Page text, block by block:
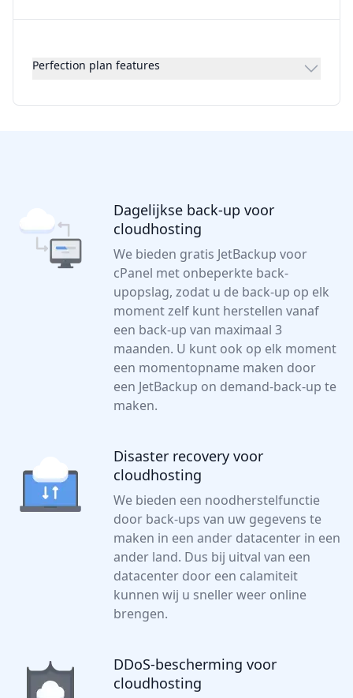
Perfection plan features
Dagelijkse back-up voor
cloudhosting
We bieden gratis JetBackup voor
cPanel met onbeperkte back-
upopslag, zodat u de back-up op elk
moment zelf kunt herstellen vanaf
een back-up van maximaal 3
maanden. U kunt ook op elk moment
een momentopname maken door
een JetBackup on demand-back-up te
maken.
Disaster recovery voor
cloudhosting
We bieden een noodherstelfunctie
door back-ups van uw gegevens te
maken in een ander datacenter in een
ander land. Dus bij uitval van een
datacenter door een calamiteit
kunnen wij u sneller weer online
brengen.
DDoS-bescherming voor
cloudhosting